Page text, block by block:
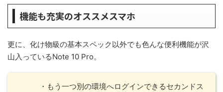
機能も充実のオススメスマホ
更に、化け物級の基本スペック以外でも色んな便利機能が沢
山入っているNote 10 Pro。
・もう一つ別の環境へログインできるセカンドス